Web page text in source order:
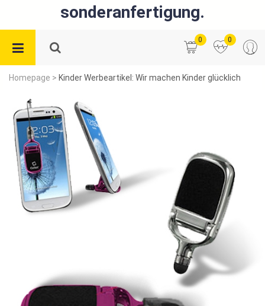
sonderanfertigung.
0 0
Homepage > Kinder Werbeartikel: Wir machen Kinder glücklich